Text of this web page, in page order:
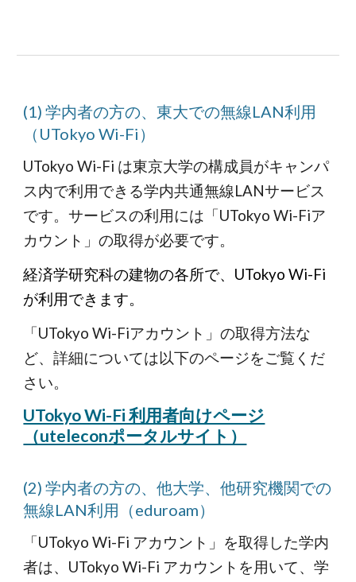
(1) 学内者の方の、東大での無線LAN利用
（UTokyo Wi-Fi）
UTokyo Wi-Fi は東京大学の構成員がキャンパ
ス内で利用できる学内共通無線LANサービス
です。サービスの利用には「UTokyo Wi-Fiア
カウント」の取得が必要です。
経済学研究科の建物の各所で、UTokyo Wi-Fi
が利用できます。
「UTokyo Wi-Fiアカウント」の取得方法な
ど、詳細については以下のページをご覧 くだ
さい。
UTokyo Wi-Fi 利用者向けページ
（uteleconポータルサイト）
(2) 学内者の方の、他大学、他研究機関での
無線LAN利用（eduroam）
「UTokyo Wi-Fi アカウント」を取得した学内
者は、UTokyo Wi-Fi アカウントを用いて、学